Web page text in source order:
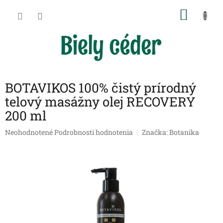
BOTAVIKOS 100% čistý prírodný
telový masážny olej RECOVERY
200 ml
Priemerné
NeohodnotenéPodrobnosti hodnotenia Značka:Botanika